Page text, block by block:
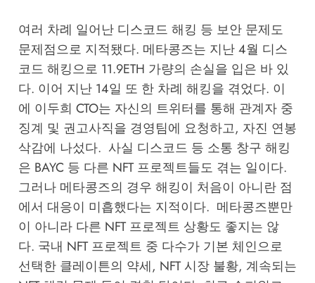
여러 차례 일어난 디스코드 해킹 등 보안 문제도
문제점으로 지적됐다. 메타콩즈는 지난 4월 디스
코드 해킹으로 11.9ETH 가량의 손실을 입은 바 있
다. 이어 지난 14일 또 한 차례 해킹을 겪었다. 이
에 이두희 CTO는 자신의 트위터를 통해 관계자 중
징계 및 권고사직을 경영팀에 요청하고, 자진 연봉
삭감에 나섰다. 사실 디스코드 등 소통 창구 해킹
은 BAYC 등 다른 NFT 프로젝트들도 겪는 일이다.
그러나 메타콩즈의 경우 해킹이 처음이 아니란 점
에서 대응이 미흡했다는 지적이다. 메타콩즈뿐만
이 아니라 다른 NFT 프로젝트 상황도 좋지는 않
다. 국내 NFT 프로젝트 중 다수가 기본 체인으로
선택한 클레이튼의 약세, NFT 시장 불황, 계속되는